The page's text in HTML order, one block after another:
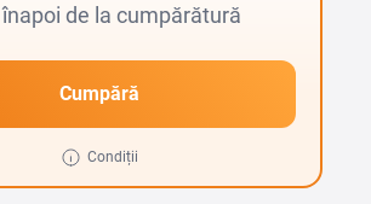
înapoi de la cumpărătură
Cumpără
Condiții